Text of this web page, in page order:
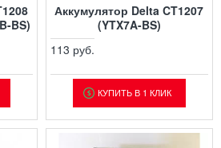
BS)
Аккумулятор Delta CT1207
(YTX7A-BS)
113 руб.
КУПИТЬ В 1 КЛИК